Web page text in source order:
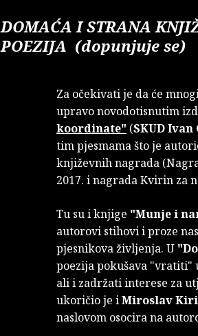
DOMAĆA I STRANA
POEZIJA (dopunjuje se)
Za očekivati je da će
upravo novodotisnutim
koordinate" (SKUD
tim pjesmama što je
književnih nagrada
2017. i nagrada Kvirin za
Tu su i knjige "Munje i
autorovi stihovi i proze
pjesnikova življenja. U
poezija pokušava "vratiti"
ali i zadržati interese za
ukoričio je iMiroslav
naslovom osocira na